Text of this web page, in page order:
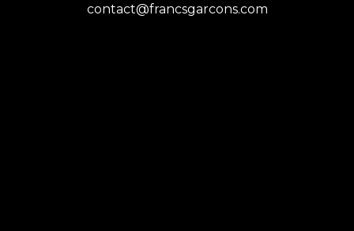
contact@francsgarcons.com